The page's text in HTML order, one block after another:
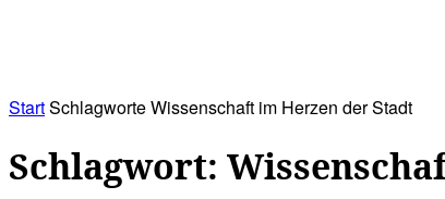
StartSchlagworteWissenschaft im Herzen der Stadt
Schlagwort: